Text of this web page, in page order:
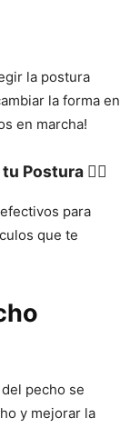
la postura
la forma en
en marcha!
Postura 🏋️‍♀️
para
que te
pecho se
y mejorar la